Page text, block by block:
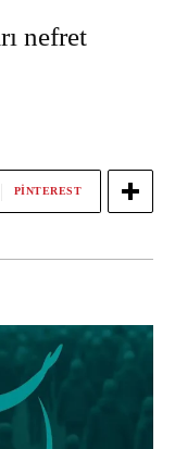
nefret
PINTEREST